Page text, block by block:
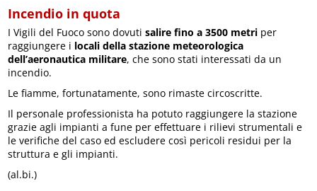
Incendio in quota
I Vigili del Fuoco sono dovutisalire fino a 3500 metri per
raggiungere i locali della stazione meteorologica
dell’aeronautica militare, che sono stati interessati da un
incendio.
Le fiamme, fortunatamente, sono rimaste circoscritte.
Il personale professionista ha potuto raggiungere la stazione
grazie agli impianti a fune per effettuare i rilievi strumentali e
le verifiche del caso ed escludere così pericoli residui per la
struttura e gli impianti.
(al.bi.)